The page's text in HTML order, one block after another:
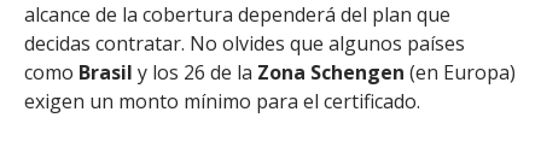
alcance de la cobertura dependerá del plan que
decidas contratar. No olvides que algunos países
como Brasil y los 26 de la Zona Schengen (en Europa)
exigen un monto mínimo para el certificado.